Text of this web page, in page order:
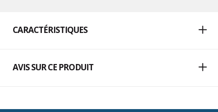
CARACTÉRISTIQUES
AVIS SUR CE PRODUIT